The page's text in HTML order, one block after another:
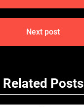
Next post
Related Posts